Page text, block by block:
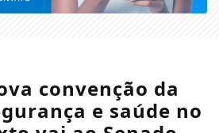
convenção da
e saúde no